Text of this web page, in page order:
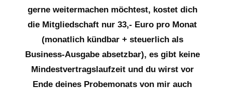
gerne weitermachen möchtest, kostet dich
die Mitgliedschaft nur 33,- Euro pro Monat
(monatlich kündbar + steuerlich als
Business-Ausgabe absetzbar), es gibt keine
Mindestvertragslaufzeit und du wirst vor
Ende deines Probemonats von mir auch